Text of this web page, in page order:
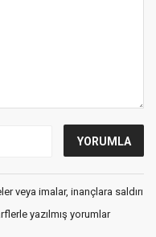
veya imalar, inançlara saldırı
yazılmış yorumlar